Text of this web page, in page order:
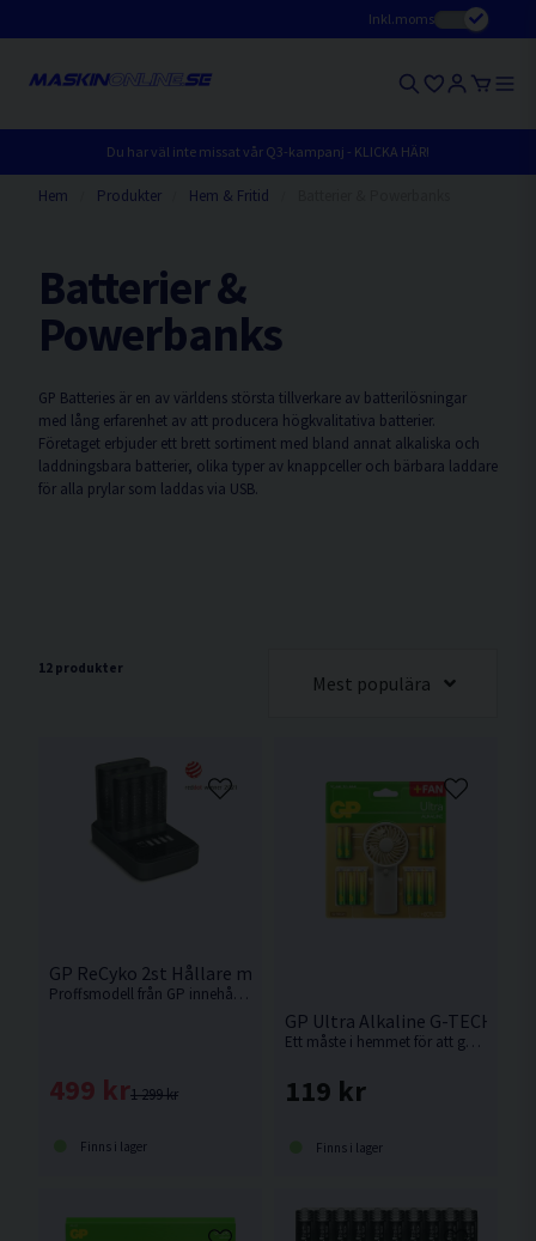
Inkl.moms
Du har väl inte missat vår Q3-kampanj - KLICKA HÄR!
Hem Produkter Hem & Fritid
Batterier &
Powerbanks
GP Batteries är en av världens största tillverkare av batterilösningar
med lång erfarenhet av att producera högkvalitativa batterier.
Företaget erbjuder ett brett sortiment med bland annat alkaliska och
laddningsbara batterier, olika typer av knappceller och bärbara laddare
för alla prylar som laddas via USB.
12 produkter
Mest populära
GP ReCyko 2st Hållare med Laddstation inklusive 8st AA
Proffsmodell från GP innehållande 2st laddare, 1st laddstation samt 8st AA uppladdningsbara batterier på 2000mAh.
1 299 kr
499 kr
Finns i lager
GP Ultra Alkaline G-TECH 12
Ett måste i hemmet för att ge kraft åt både små och stora apparater.
119 kr
Finns i lager